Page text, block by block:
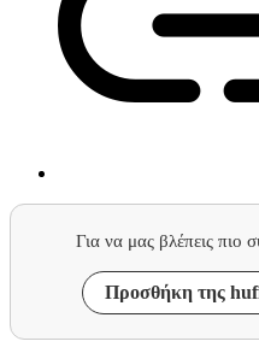
Για να μας βλέπεις πιο
Προσθήκη της